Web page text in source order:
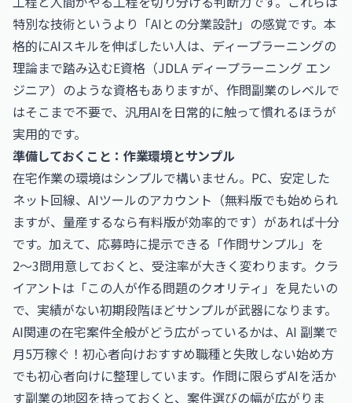
特別な技術というより「AIとの分業設計」の感覚です。本
格的にAIスキルを伸ばしたい人は、ディープラーニングの
理論まで踏み込むE資格（JDLA ディープラーニング エン
ジニア） のような資格もありますが、作問副業のレベルで
はそこまで不要で、汎用AIを日常的に触って慣れるほうが
実用的です。
準備しておくこと：作業環境とサンプル
在宅作業の環境はシンプルで構いません。PC、安定した
ネット回線、AIツールのアカウント（無料版でも始められ
ますが、量産するなら有料版が効率的です）があれば十分
です。加えて、応募時に提示できる「作問サンプル」を
2〜3問用意しておくと、受注率が大きく変わります。クラ
イアントは「この人が作る問題のクオリティ」を見たいの
で、実績がない初期段階ほどサンプルが武器になります。
AI関連の在宅案件全般がどう広がっているかは、 AI 副業で
月5万稼ぐ！初心者向けおすすめ職種と失敗しない始め方
でも初心者向けに整理しています。作問に限らずAIを活か
す副業の地図を持っておくと、案件選びの幅が広がりま